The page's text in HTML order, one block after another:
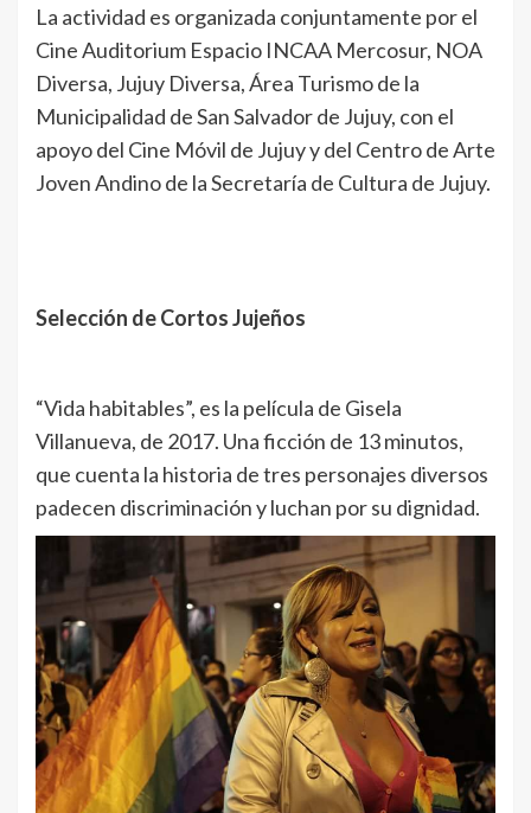
La actividad es organizada conjuntamente por el
Cine Auditorium Espacio INCAA Mercosur, NOA
Diversa, Jujuy Diversa, Área Turismo de la
Municipalidad de San Salvador de Jujuy, con el
apoyo del Cine Móvil de Jujuy y del Centro de Arte
Joven Andino de la Secretaría de Cultura de Jujuy.
Selección de Cortos Jujeños
“Vida habitables”, es la película de Gisela
Villanueva, de 2017. Una ficción de 13 minutos,
que cuenta la historia de tres personajes diversos
padecen discriminación y luchan por su dignidad.